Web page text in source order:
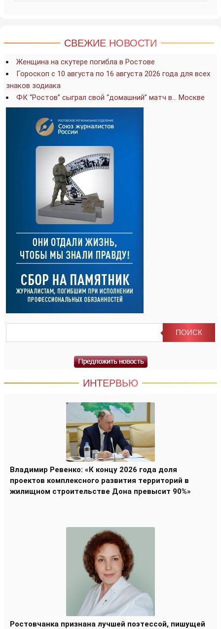
СВЕЖИЕ НОВОСТИ
Женщина на скутере погибла в Ростове
Гороскоп с 10 августа по 16 августа 2026 года для всех
знаков зодиака
ФК “Ростов” сыграл свой “домашний” матч в… Москве
ИНТЕРВЬЮ
Владимир Ревенко: «К концу 2026 года доля
проектов комплексного развития территорий в
жилищном строительстве Дона превысит 90%»
Ростовчанка признана лучшей поэтессой, пишущей